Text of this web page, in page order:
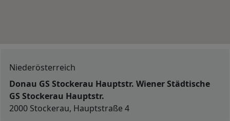
Niederösterreich
Donau GS Stockerau Hauptstr. Wiener Städtische
GS Stockerau Hauptstr.
2000 Stockerau, Hauptstraße 4